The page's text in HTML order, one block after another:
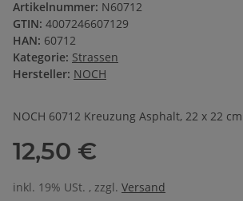
Artikelnummer: N60712
GTIN: 4007246607129
HAN: 60712
Kategorie: Strassen
Hersteller: NOCH
NOCH 60712 Kreuzung Asphalt, 22 x 22 cm
12,50 €
inkl. 19% USt. , zzgl. Versand